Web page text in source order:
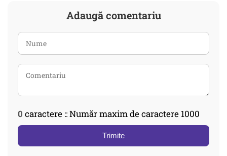
Adaugă comentariu
0 caractere :: Număr maxim de caractere 1000
Trimite